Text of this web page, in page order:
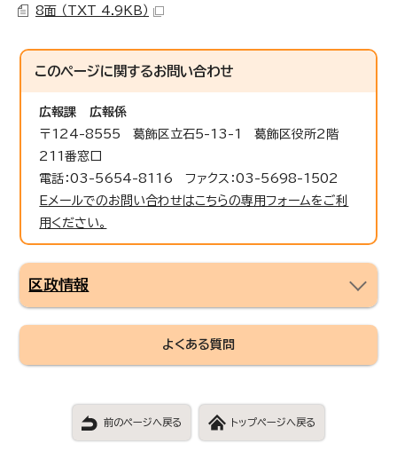
8面 （TXT 4.9KB）
このページに関するお問い合わせ
広報課
広報係
〒124-8555 葛飾区立石5-13-1 葛飾区役所2階
211番窓口
電話：03-5654-8116 ファクス：03-5698-1502
Eメールでのお問い合わせはこちらの専用フォームをご利
用ください。
区政情報
よくある質問
前のページへ戻る トップページへ戻る